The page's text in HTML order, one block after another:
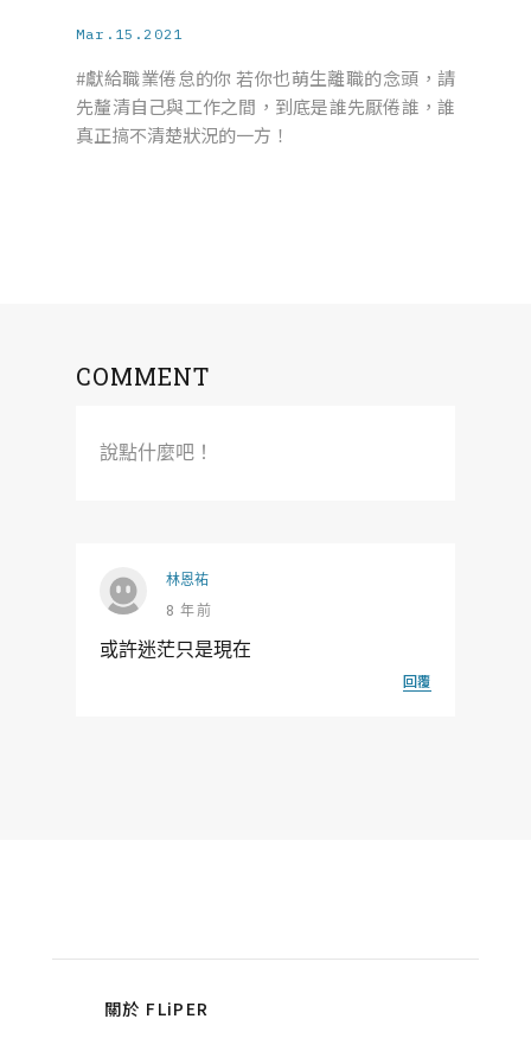
Mar.15.2021
#獻給職業倦怠的你 若你也萌生離職的念頭，請
先釐清自己與工作之間，到底是誰先厭倦誰，誰
真正搞不清楚狀況的一方！
COMMENT
說點什麼吧！
林恩祐
8 年前
或許迷茫只是現在
回覆
關於 FLiPER